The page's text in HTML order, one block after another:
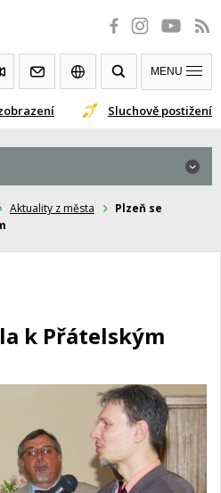
Sluchově postižení
MENU
Aktuality z města
Plzeň se
k Přátelským